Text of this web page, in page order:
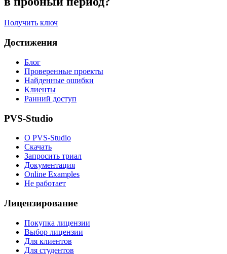
Получить ключ
Достижения
Блог
Проверенные проекты
Найденные ошибки
Клиенты
Ранний доступ
PVS-Studio
О PVS-Studio
Скачать
Запросить триал
Документация
Online Examples
Не работает
Лицензирование
Покупка лицензии
Выбор лицензии
Для клиентов
Для студентов